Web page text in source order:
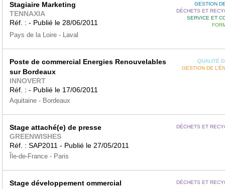
GESTION
DÉCHETS ET
SERVICE ET
Stagiaire Marketing
TENNAXIA
Réf. : - Publié le 28/06/2011
Pays de la Loire - Laval
QUALITÉ
GESTION DE
Poste de commercial Energies Renouvelables
sur Bordeaux
INNOVERT
Réf. : - Publié le 17/06/2011
Aquitaine - Bordeaux
DÉCHETS ET
Stage attaché(e) de presse
GREENWISHES
Réf. : SAP2011 - Publié le 27/05/2011
Île-de-France - Paris
DÉCHETS ET
Stage développement ommercial